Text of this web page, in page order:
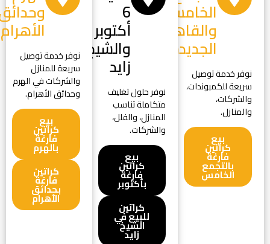
الخامس
والقاهرة
الجديدة
نوفر خدمة توصيل
سريعة للكمبوندات،
والشركات،
والمنازل.
بيع
كراتين
فارغة
بالتجمع
الخامس
6
أكتوبر
والشيخ
زايد
نوفر حلول تغليف
متكاملة تناسب
المنازل، والفلل،
والشركات.
بيع
كراتين
فارغة
بأكتوبر
كراتين
للبيع في
الشيخ
زايد
الأهرام
نوفر خدمة توصيل
سريعة للمنازل
والشركات في الهرم
وحدائق الأهرام.
بيع
كراتين
فارغة
بالهرم
كراتين
فارغة
بحدائق
الأهرام